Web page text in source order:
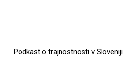
Podkast o trajnostnosti v Sloveniji